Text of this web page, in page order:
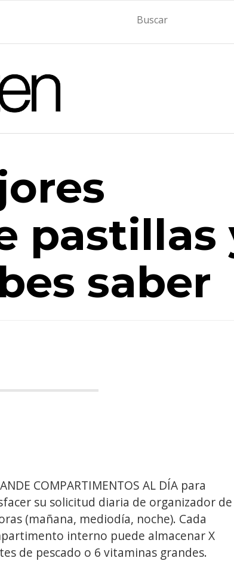
pastillas
saber
COMPARTIMENTOS AL DÍA para
su solicitud diaria de organizador de
(mañana, mediodía, noche). Cada
interno puede almacenar X
de pescado o 6 vitaminas grandes.